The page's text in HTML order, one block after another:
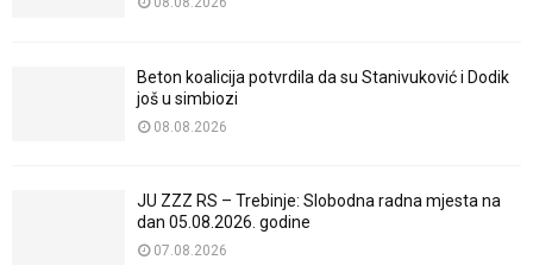
Beton koalicija potvrdila da su Stanivuković i Dodik
još u simbiozi
08.08.2026
JU ZZZ RS – Trebinje: Slobodna radna mjesta na
dan 05.08.2026. godine
07.08.2026